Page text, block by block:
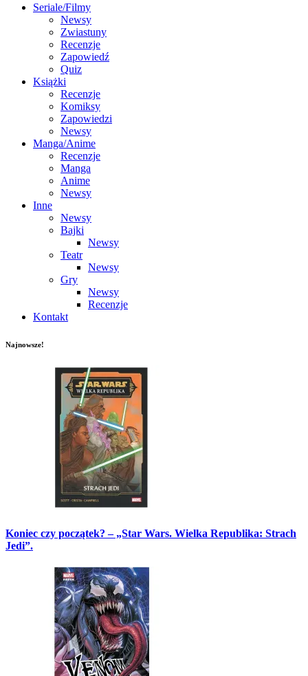
Seriale/Filmy
Newsy
Zwiastuny
Recenzje
Zapowiedź
Quiz
Książki
Recenzje
Komiksy
Zapowiedzi
Newsy
Manga/Anime
Recenzje
Manga
Anime
Newsy
Inne
Newsy
Bajki
Newsy
Teatr
Newsy
Gry
Newsy
Recenzje
Kontakt
Najnowsze!
Koniec czy początek? – „Star Wars. Wielka Republika: Strach
Jedi”.